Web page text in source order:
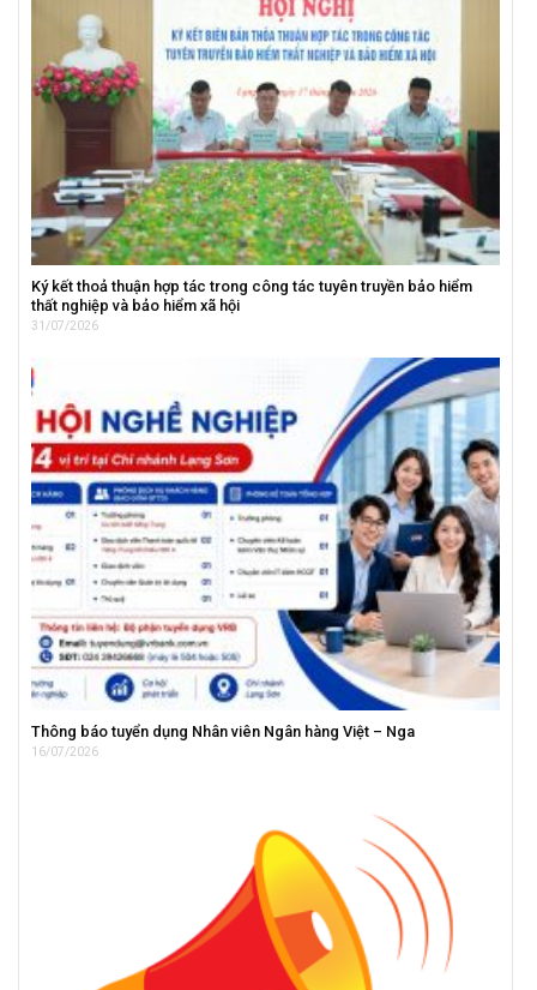
Ký kết thoả thuận hợp tác trong công tác tuyên truyền bảo hiểm
thất nghiệp và bảo hiểm xã hội
31/07/2026
Thông báo tuyển dụng Nhân viên Ngân hàng Việt – Nga
16/07/2026